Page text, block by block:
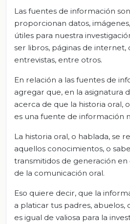
Las fuentes de información
proporcionan datos,
útiles para nuestra
ser libros, páginas de internet,
entrevistas, entre otros.
En relación a las fuentes de
agregar que, en la asignatura
acerca de que la historia oral,
es una fuente de información
La historia oral, o hablada, se
aquellos conocimientos, o
transmitidos de generación en
de la comunicación oral.
Eso quiere decir, que la
a platicar tus padres, abuelos,
es igual de valiosa para la